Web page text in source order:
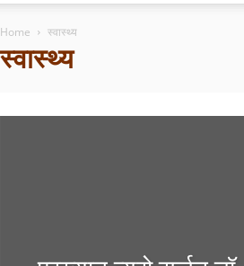
Home स्वास्थ्य
स्वास्थ्य